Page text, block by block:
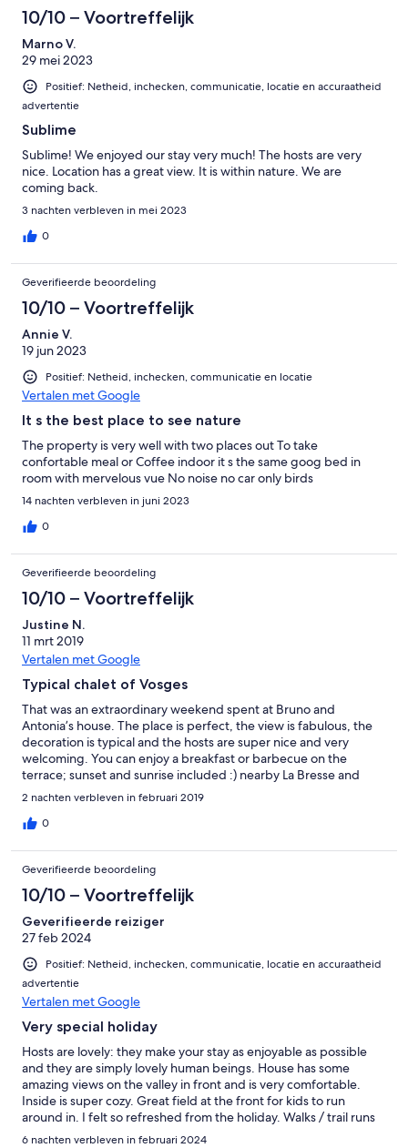
10/10 – Voortreffelijk
Marno V.
29 mei 2023
Positief: Netheid, inchecken, communicatie, locatie en accuraatheid
advertentie
Sublime
Sublime! We enjoyed our stay very much! The hosts are very
nice. Location has a great view. It is within nature. We are
coming back.
3 nachten verbleven in mei 2023
0
Geverifieerde beoordeling
10/10 – Voortreffelijk
Annie V.
19 jun 2023
Positief: Netheid, inchecken, communicatie en locatie
Vertalen met Google
It s the best place to see nature
The property is very well with two places out To take
confortable meal or Coffee indoor it s the same goog bed in
room with mervelous vue No noise no car only birds
14 nachten verbleven in juni 2023
0
Geverifieerde beoordeling
10/10 – Voortreffelijk
Justine N.
11 mrt 2019
Vertalen met Google
Typical chalet of Vosges
That was an extraordinary weekend spent at Bruno and
Antonia’s house. The place is perfect, the view is fabulous, the
decoration is typical and the hosts are super nice and very
welcoming. You can enjoy a breakfast or barbecue on the
terrace; sunset and sunrise included :) nearby La Bresse and
Vagney it is easy to find the chalet. The calmness of the location
2 nachten verbleven in februari 2019
0
Geverifieerde beoordeling
10/10 – Voortreffelijk
Geverifieerde reiziger
27 feb 2024
Positief: Netheid, inchecken, communicatie, locatie en accuraatheid
advertentie
Vertalen met Google
Very special holiday
Hosts are lovely: they make your stay as enjoyable as possible
and they are simply lovely human beings. House has some
amazing views on the valley in front and is very comfortable.
Inside is super cozy. Great field at the front for kids to run
around in. I felt so refreshed from the holiday. Walks / trail runs
from the house are splendid. Plenty of mountain bike tracks as
6 nachten verbleven in februari 2024